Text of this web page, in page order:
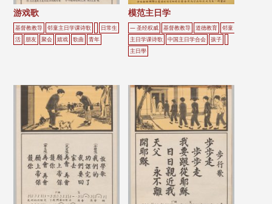
游戏歌
基督教教导 邻童主日学课诗歌
日常生
活
朋友 聚会 嬉戏 歌曲 青年
模范主日学
— 圣经权威 基督教教导 道德教育
邻童
主日学课诗歌
中国主日学合会
孩子
主日學